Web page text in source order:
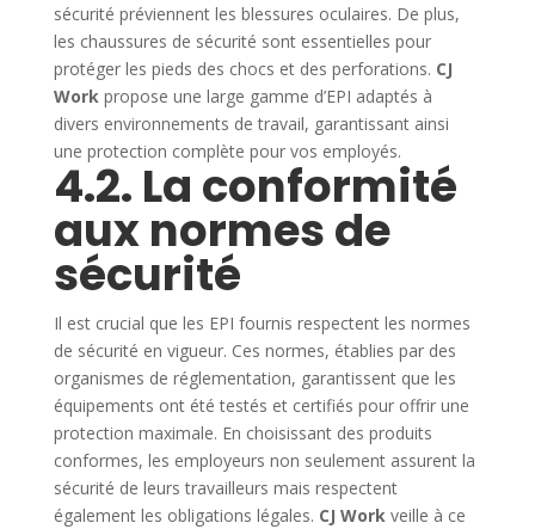
sécurité préviennent les blessures oculaires. De plus,
les chaussures de sécurité sont essentielles pour
protéger les pieds des chocs et des perforations. CJ
Workpropose une large gamme d’EPI adaptés à
divers environnements de travail, garantissant ainsi
une protection complète pour vos employés.
4.2. La conformité
aux normes de
sécurité
Il est crucial que les EPI fournis respectent les normes
de sécurité en vigueur. Ces normes, établies par des
organismes de réglementation, garantissent que les
équipements ont été testés et certifiés pour offrir une
protection maximale. En choisissant des produits
conformes, les employeurs non seulement assurent la
sécurité de leurs travailleurs mais respectent
également les obligations légales. CJ Workveille à ce